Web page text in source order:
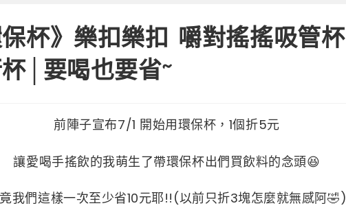
杯》樂扣樂扣 嚼對搖搖吸管杯│
│要喝也要省~
前陣子宣布7/1 開始用環保杯，1個折5元
讓愛喝手搖飲的我萌生了帶環保杯出們買飲料的念頭😆
我們這樣一次至少省10元耶!!(以前只折3塊怎麼就無感阿🤣)